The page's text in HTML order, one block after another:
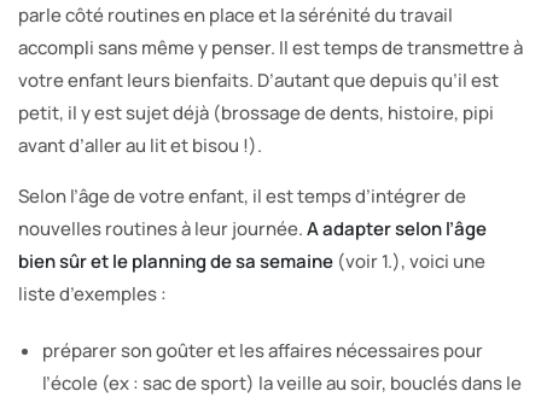
parle côté routines en place et la sérénité du travail
accompli sans même y penser. Il est temps de transmettre à
votre enfant leurs bienfaits. D’autant que depuis qu’il est
petit, il y est sujet déjà (brossage de dents, histoire, pipi
avant d’aller au lit et bisou !).
Selon l’âge de votre enfant, il est temps d’intégrer de
nouvelles routines à leur journée.A adapter selon l’âge
bien sûr et le planning de sa semaine (voir 1.), voici une
liste d’exemples :
préparer son goûter et les affaires nécessaires pour
l’école (ex : sac de sport) la veille au soir, bouclés dans le